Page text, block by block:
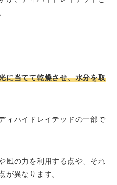
に当てて乾燥させ、水分を取
ィハイドレイテッドの一部で
風の力を利用する点や、それ
が異なります。